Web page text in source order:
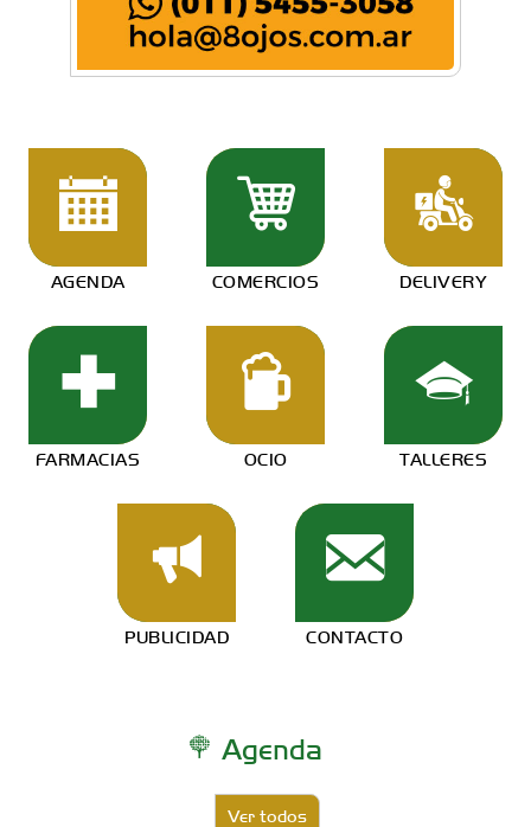
AGENDA COMERCIOS DELIVERY
FARMACIAS OCIO TALLERES
PUBLICIDAD CONTACTO
Agenda
Ver todos